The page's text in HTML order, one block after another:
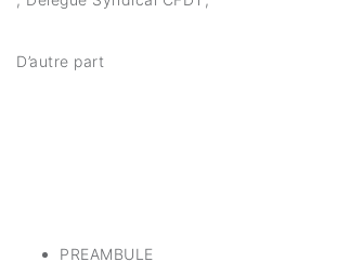
D’autre part
PREAMBULE